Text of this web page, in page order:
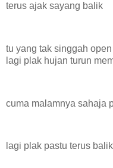
terus ajak sayang balik
tu yang tak singgah
lagi plak hujan turun
cuma malamnya sahaja
lagi plak pastu terus